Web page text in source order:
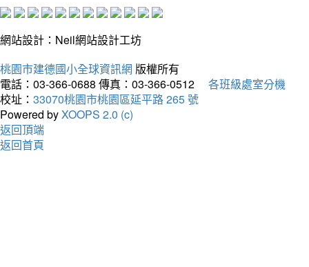
網站設計：Neil網站設計工坊
桃園市建德國小全球資訊網 版權所有
電話：03-366-0688 傳真：03-366-0512
各班級處室分機
校址： 33070桃園市桃園區延平路 265 號
Powered byXOOPS 2.0 (c)
返回頂端
返回首頁